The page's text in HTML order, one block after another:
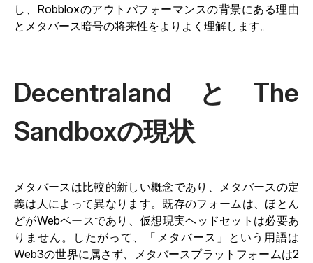
し、Robbloxのアウトパフォーマンスの背景にある理由
とメタバース暗号の将来性をよりよく理解します。
DecentralandとThe
Sandboxの現状
メタバースは比較的新しい概念であり、メタバースの定
義は人によって異なります。既存のフォームは、ほとん
どがWebベースであり、仮想現実ヘッドセットは必要あ
りません。したがって、「メタバース」という用語は
Web3の世界に属さず、メタバースプラットフォームは2